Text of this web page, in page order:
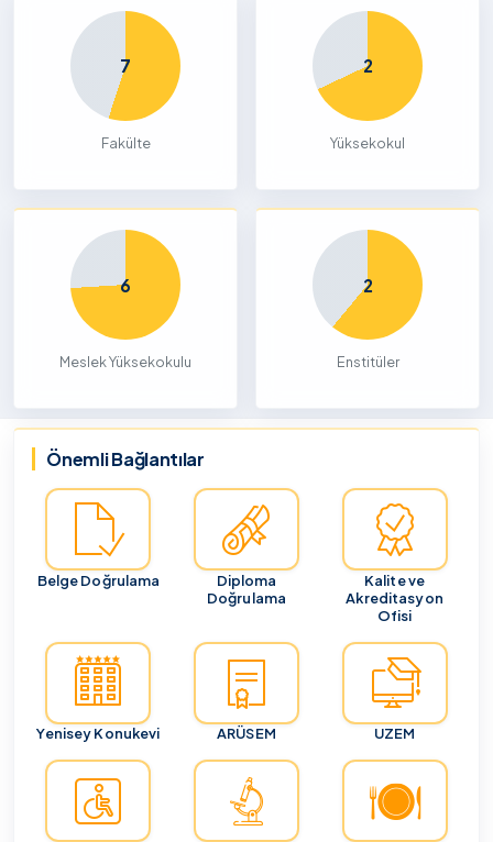
7
Fakülte
2
Yüksekokul
6
Meslek Yüksekokulu
2
Enstitüler
Önemli Bağlantılar
Belge Doğrulama
Diploma
Doğrulama
Kalite ve
Akreditasyon
Ofisi
Yenisey Konukevi ARÜSEM UZEM